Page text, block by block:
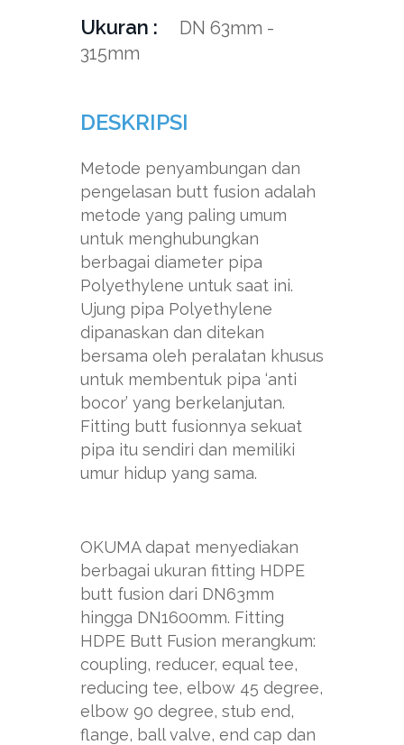
Ukuran
DN 63mm -
315mm
DESKRIPSI
Metode penyambungan dan
pengelasan butt fusion adalah
metode yang paling umum
untuk menghubungkan
berbagai diameter pipa
Polyethylene untuk saat ini.
Ujung pipa Polyethylene
dipanaskan dan ditekan
bersama oleh peralatan khusus
untuk membentuk pipa ‘anti
bocor’ yang berkelanjutan.
Fitting butt fusionnya sekuat
pipa itu sendiri dan memiliki
umur hidup yang sama.
OKUMA dapat menyediakan
berbagai ukuran fitting HDPE
butt fusion dari DN63mm
hingga DN1600mm. Fitting
HDPE Butt Fusion merangkum:
coupling, reducer, equal tee,
reducing tee, elbow 45 degree,
elbow 90 degree, stub end,
flange, ball valve, end cap dan